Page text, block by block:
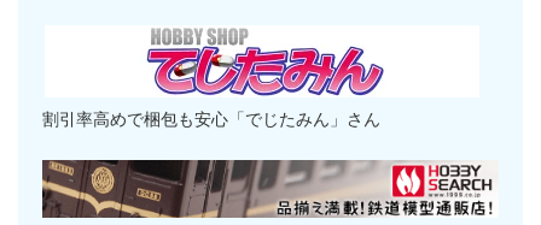
割引率高めで梱包も安心「でじたみん」さん